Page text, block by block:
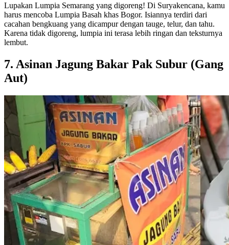
Lupakan Lumpia Semarang yang digoreng! Di Suryakencana, kamu
harus mencoba Lumpia Basah khas Bogor. Isiannya terdiri dari
cacahan bengkuang yang dicampur dengan tauge, telur, dan tahu.
Karena tidak digoreng, lumpia ini terasa lebih ringan dan teksturnya
lembut.
7. Asinan Jagung Bakar Pak Subur (Gang
Aut)